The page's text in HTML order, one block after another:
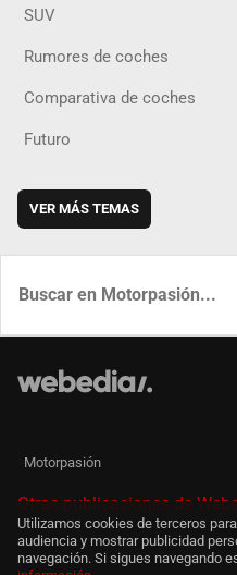
SUV
Rumores de coches
Comparativa de coches
Futuro
VER MÁS TEMAS
Motorpasión
Otras publicaciones de
Utilizamos cookies de terceros
audiencia y mostrar publicidad
navegación. Si sigues navegando